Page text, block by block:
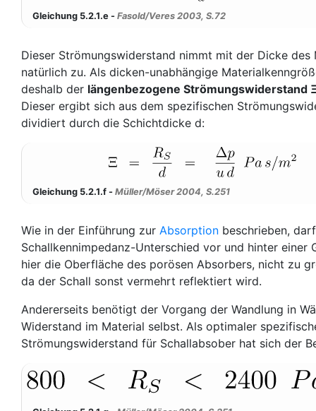
Gleichung 5.2.1.e - Fasold/Veres 2003, S.72
Dieser Strömungswiderstand nimmt mit der Dicke des
natürlich zu. Als dicken-unabhängige
deshalb der längenbezogene Strömungswiderstand
Dieser ergibt sich aus dem spezifischen
dividiert durch die Schichtdicke d:
Gleichung 5.2.1.f - Müller/Möser 2004, S.251
Wie in der Einführung zur Absorption beschrieben,
Schallkennimpedanz-Unterschied vor und hinter einer
hier die Oberfläche des porösen Absorbers, nicht zu
da der Schall sonst vermehrt reflektiert wird.
Andererseits benötigt der Vorgang der Wandlung in
Widerstand im Material selbst. Als optimaler
Strömungswiderstand für Schallabsober hat sich der